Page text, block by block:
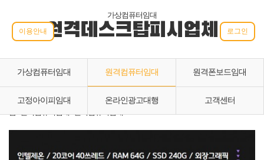
가상컴퓨터임대
원격데스크탑피시업체
이용안내 로그인
가상컴퓨터임대 원격컴퓨터임대 원격폰보드임대
고정아이피임대 온라인광고대행
고객센터
홈 › 원격컴퓨터임대 › 원격컴퓨터임대